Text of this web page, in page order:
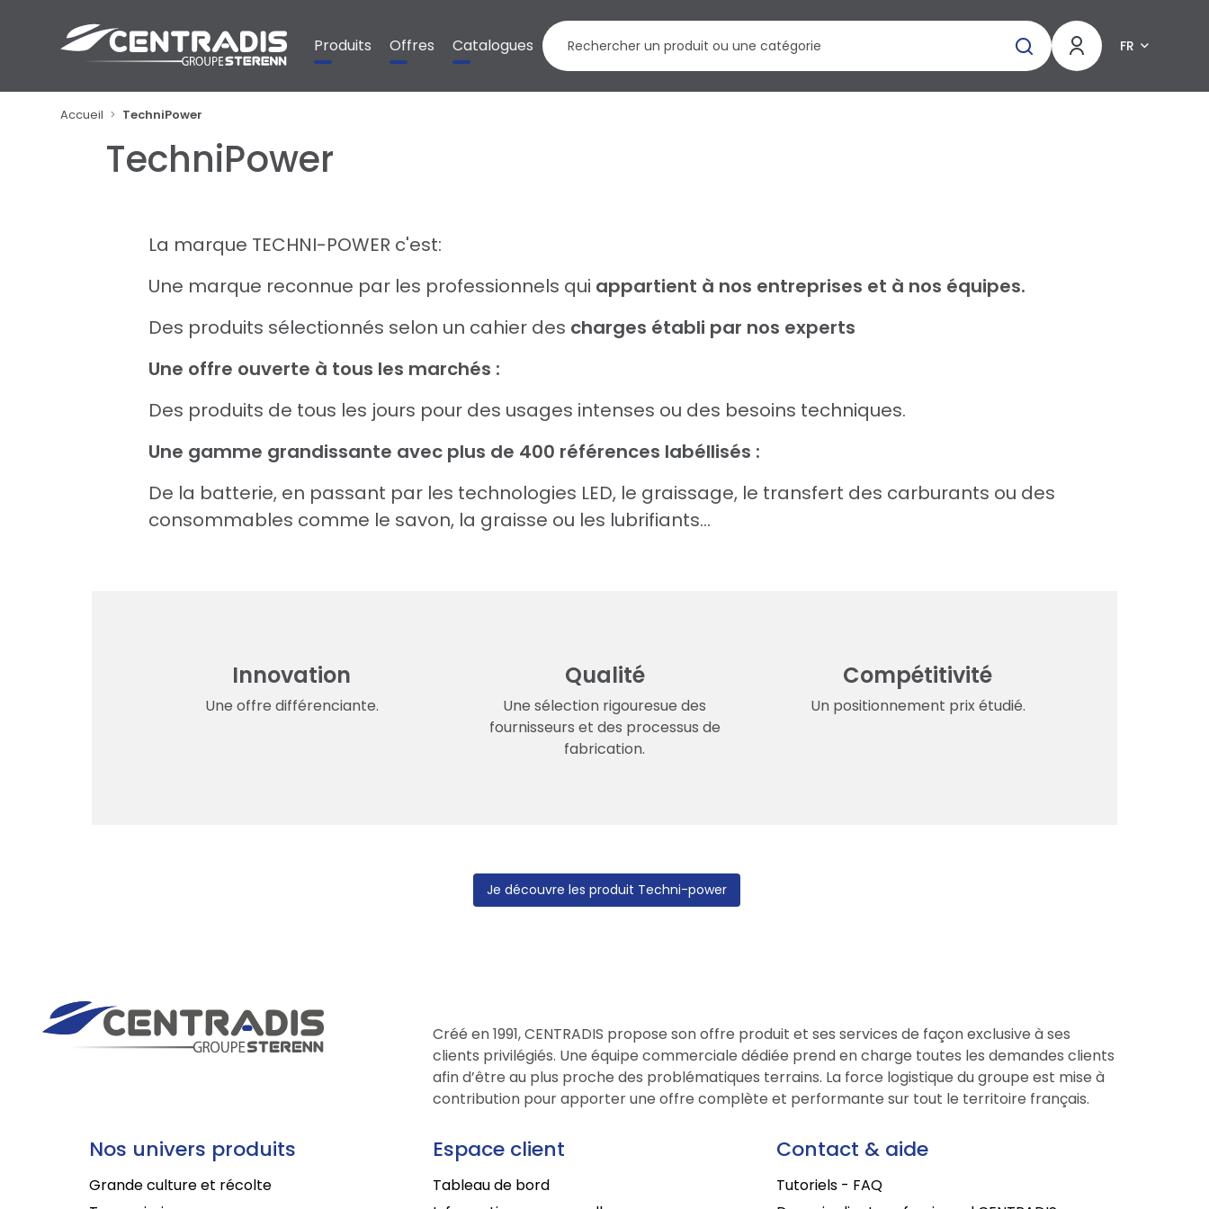
Produits Offres Catalogues FR
Accueil TechniPower
TechniPower
La marque TECHNI-POWER c'est:
Une marque reconnue par les professionnels qui appartient à nos entreprises et à nos équipes.
Des produits sélectionnés selon un cahier des charges établi par nos experts
Une offre ouverte à tous les marchés :
Des produits de tous les jours pour des usages intenses ou des besoins techniques.
Une gamme grandissante avec plus de 400 références labéllisés :
De la batterie, en passant par les technologies LED, le graissage, le transfert des carburants ou des
consommables comme le savon, la graisse ou les lubrifiants...
Innovation
Une offre différenciante.
Qualité
Une sélection rigouresue des
fournisseurs et des processus de
fabrication.
Compétitivité
Un positionnement prix étudié.
Je découvre les produit Techni-power
Créé en 1991, CENTRADIS propose son offre produit et ses services de façon exclusive à ses
clients privilégiés. Une équipe commerciale dédiée prend en charge toutes les demandes clients
afin d’être au plus proche des problématiques terrains. La force logistique du groupe est mise à
contribution pour apporter une offre complète et performante sur tout le territoire français.
Nos univers produits
Grande culture et récolte
Espace client
Tableau de bord
Contact & aide
Tutoriels - FAQ